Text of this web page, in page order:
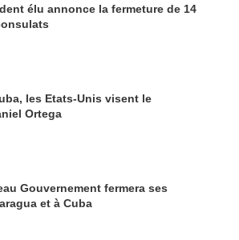
élu annonce la fermeture de 14
les Etats-Unis visent le
de Daniel Ortega
Gouvernement fermera ses
et à Cuba